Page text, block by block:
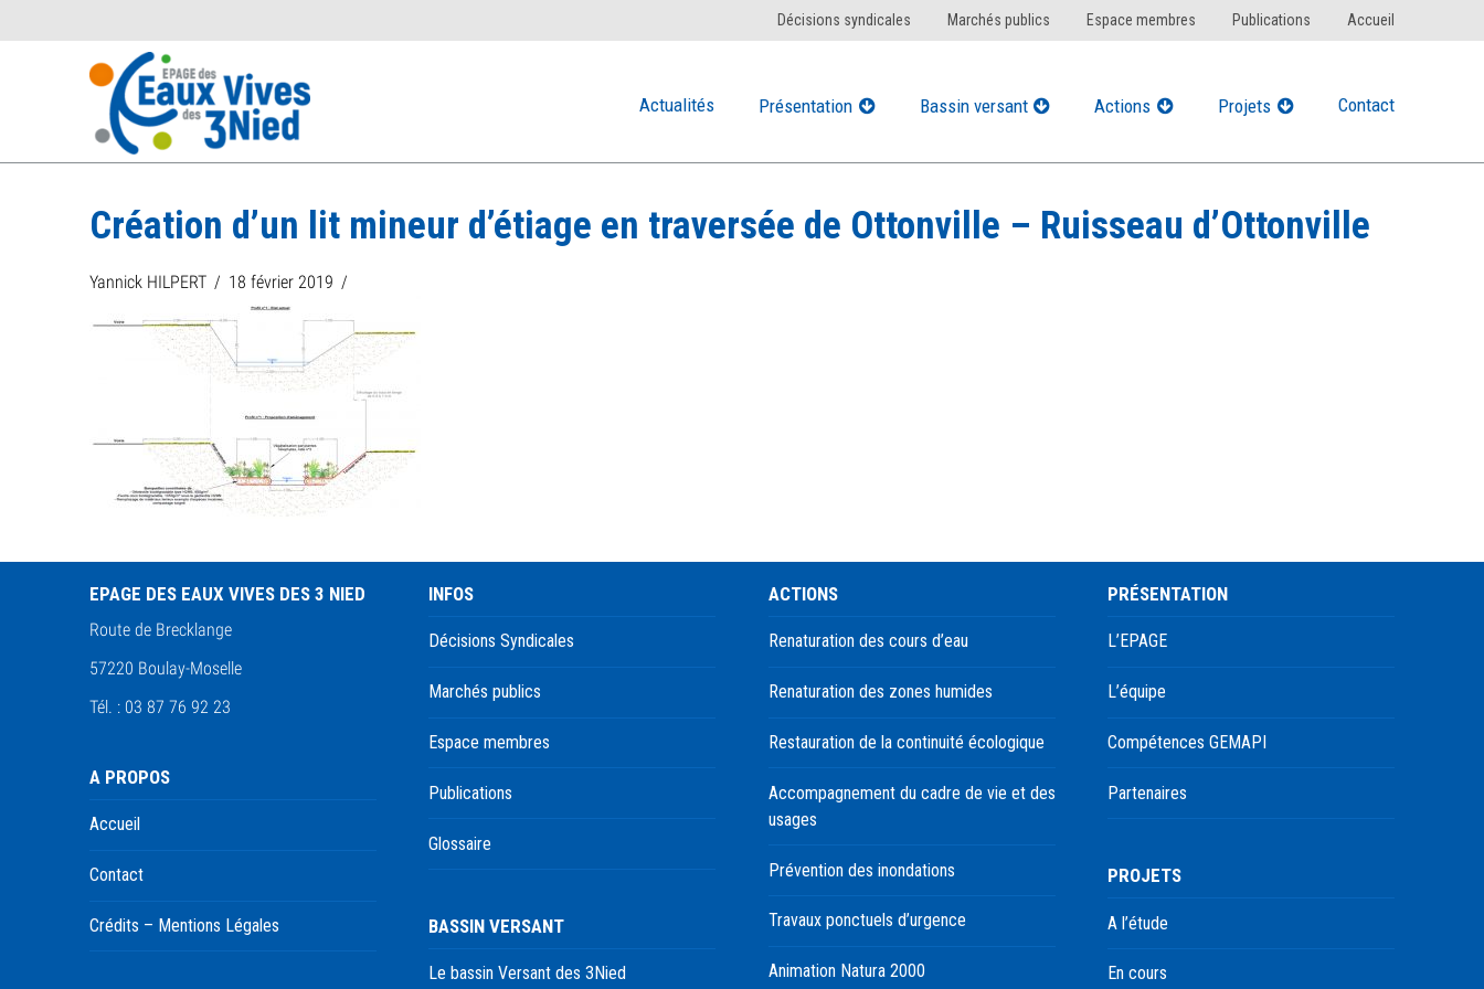
Décisions syndicales Marchés publics Espace membres Publications Accueil
Actualités Présentation Bassin versant Actions Projets Contact
Création d’un lit mineur d’étiage en traversée de Ottonville – Ruisseau d’Ottonville
Yannick HILPERT 18 février 2019
EPAGE DES EAUX VIVES DES 3 NIED
Route de Brecklange
57220 Boulay-Moselle
Tél. : 03 87 76 92 23
A PROPOS
Accueil
Contact
Crédits – Mentions Légales
INFOS
Décisions Syndicales
Marchés publics
Espace membres
Publications
Glossaire
BASSIN VERSANT
Le bassin Versant des 3Nied
ACTIONS
Renaturation des cours d’eau
Renaturation des zones humides
Restauration de la continuité écologique
Accompagnement du cadre de vie et des
usages
Prévention des inondations
Travaux ponctuels d’urgence
Animation Natura 2000
PRÉSENTATION
L’EPAGE
L’équipe
Compétences GEMAPI
Partenaires
PROJETS
A l’étude
En cours